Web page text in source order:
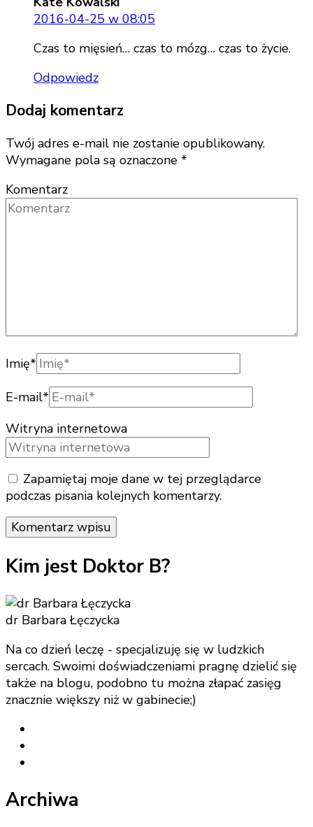
2016-04-25 w 08:05
Czas to mięsień… czas to mózg… czas to życie.
Odpowiedz
Dodaj komentarz
Twój adres e-mail nie zostanie opublikowany.
Wymagane pola są oznaczone *
Komentarz
Imię*
E-mail*
Witryna internetowa
Zapamiętaj moje dane w tej przeglądarce
podczas pisania kolejnych komentarzy.
Kim jest Doktor B?
dr Barbara Łęczycka
Na co dzień leczę - specjalizuję się w ludzkich
sercach. Swoimi doświadczeniami pragnę dzielić się
także na blogu, podobno tu można złapać zasięg
znacznie większy niż w gabinecie;)
Archiwa